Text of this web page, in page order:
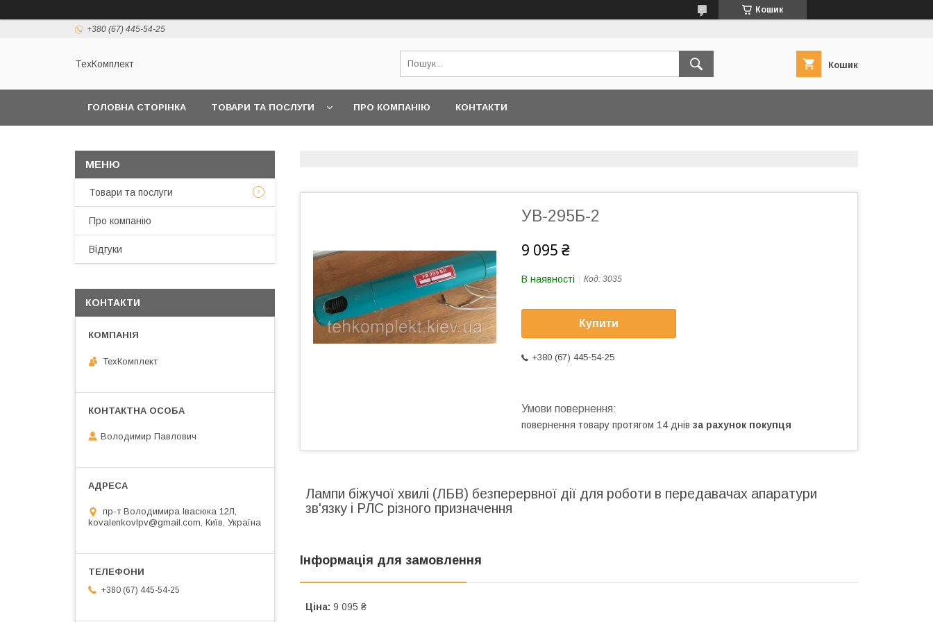
Кошик
+380 (67) 445-54-25
ТехКомплект Кошик
ГОЛОВНА СТОРІНКА ТОВАРИ ТА ПОСЛУГИ ПРО КОМПАНІЮ КОНТАКТИ
УВ-295Б-2
9 095 ₴
В наявності Код: 3035
Купити
+380 (67) 445-54-25
повернення товару протягом 14 днів за рахунок покупця
Лампи біжучої хвилі (ЛБВ) безперервної дії для роботи в передавачах апаратури
зв'язку і РЛС різного призначення
Інформація для замовлення
Ціна: 9 095 ₴
Товари та послуги
Про компанію
Відгуки
КОНТАКТИ
ТехКомплект
Володимир Павлович
пр-т Володимира Івасюка 12Л,
kovalenkovlpv@gmail.com, Київ, Україна
+380 (67) 445-54-25